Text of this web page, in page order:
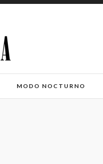
MODO NOCTURNO